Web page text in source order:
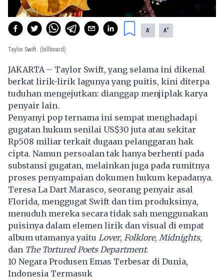
A- A+
Taylor Swift. (billboard)
JAKARTA – Taylor Swift, yang selama ini dikenal
berkat lirik-lirik lagunya yang puitis, kini diterpa
tuduhan mengejutkan: dianggap menjiplak karya
penyair lain.
Penyanyi pop ternama ini sempat menghadapi
gugatan hukum senilai US$30 juta atau sekitar
Rp508 miliar terkait dugaan pelanggaran hak
cipta. Namun persoalan tak hanya berhenti pada
substansi gugatan, melainkan juga pada rumitnya
proses penyampaian dokumen hukum kepadanya.
Teresa La Dart Marasco, seorang penyair asal
Florida, menggugat Swift dan tim produksinya,
menuduh mereka secara tidak sah menggunakan
puisinya dalam elemen lirik dan visual di empat
album utamanya yaitu Lover, Folklore, Midnights,
dan The Tortured Poets Department.
10 Negara Produsen Emas Terbesar di Dunia,
Indonesia Termasuk